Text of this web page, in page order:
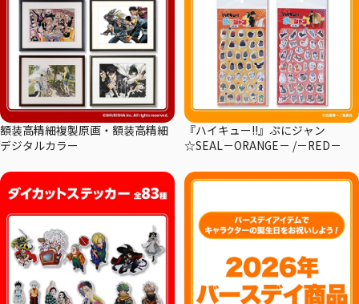
額装高精細複製原画・額装高精細
デジタルカラー
『ハイキュー!!』ぷにジャン
☆SEAL－ORANGE－ /－RED－